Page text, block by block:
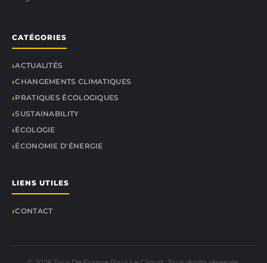
CATÉGORIES
ACTUALITÉS
CHANGEMENTS CLIMATIQUES
PRATIQUES ÉCOLOGIQUES
SUSTAINABILITY
ÉCOLOGIE
ÉCONOMIE D'ÉNERGIE
LIENS UTILES
CONTACT